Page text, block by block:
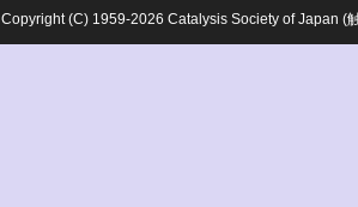
Copyright (C) 1959-2026 Catalysis Society of Japan (